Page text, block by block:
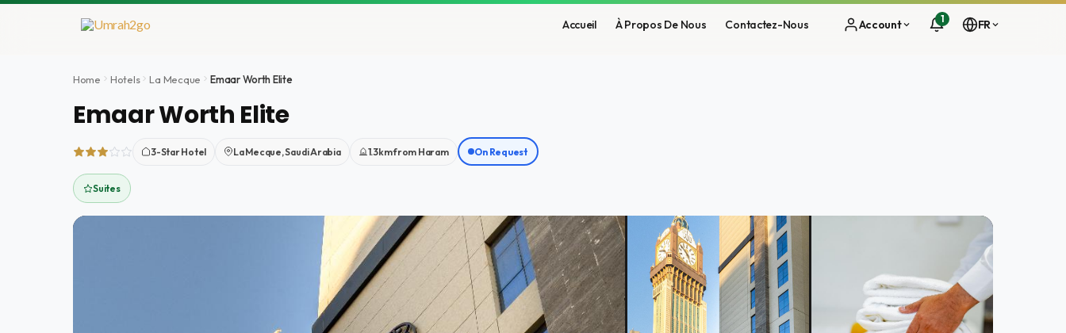
Aller
Accueil À Propos De Nous Contactez-Nous Account 1 FR
Home Hotels La Mecque Emaar Worth Elite
Emaar Worth Elite
3-Star Hotel La Mecque, Saudi Arabia 1.3km from Haram On Request
Suites